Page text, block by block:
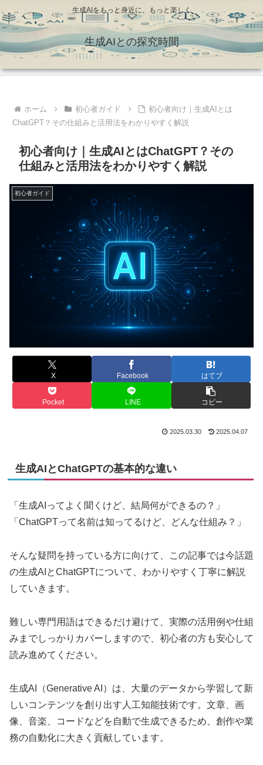
生成AIをもっと身近に、もっと楽しく
生成AIとの探究時間
ホーム 初心者ガイド
初心者向け｜生成AIとは
ChatGPT？その仕組みと活用法をわかりやすく解説
初心者向け｜生成AIとはChatGPT？その
仕組みと活用法をわかりやすく解説
初心者ガイド
X Facebook はてブ
Pocket LINE コピー
2025.03.30 2025.04.07
生成AIとChatGPTの基本的な違い
「生成AIってよく聞くけど、結局何ができるの？」
「ChatGPTって名前は知ってるけど、どんな仕組み？」
そんな疑問を持っている方に向けて、この記事では今話題
の生成AIとChatGPTについて、わかりやすく丁寧に解説
していきます。
難しい専門用語はできるだけ避けて、実際の活用例や仕組
みまでしっかりカバーしますので、初心者の方も安心して
読み進めてください。
生成AI（Generative AI）は、大量のデータから学習して新
しいコンテンツを創り出す人工知能技術です。文章、画
像、音楽、コードなどを自動で生成できるため、創作や業
務の自動化に大きく貢献しています。